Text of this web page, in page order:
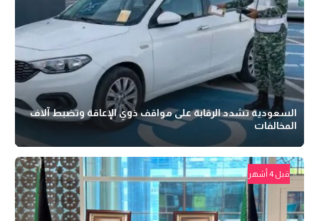
السعودية تشدد الرقابة على مواقف ذوي الإعاقة وتضبط آلاف
المخالفات
قبل 4 أشهر